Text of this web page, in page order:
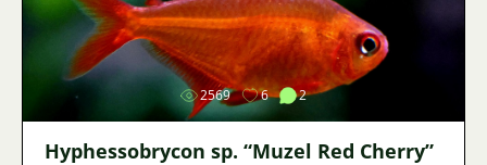
Obrázok
2569 6 2
Hyphessobrycon sp. “Muzel Red Cherry”